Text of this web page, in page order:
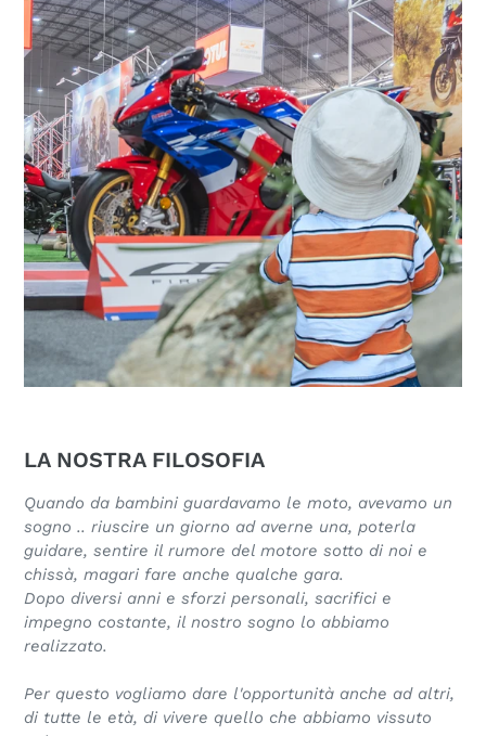
LA NOSTRA FILOSOFIA
Quando da bambini guardavamo le moto, avevamo un
sogno .. riuscire un giorno ad averne una, poterla
guidare, sentire il rumore del motore sotto di noi e
chissà, magari fare anche qualche gara.
Dopo diversi anni e sforzi personali, sacrifici e
impegno costante, il nostro sogno lo abbiamo
realizzato.
Per questo vogliamo dare l'opportunità anche ad altri,
di tutte le età, di vivere quello che abbiamo vissuto